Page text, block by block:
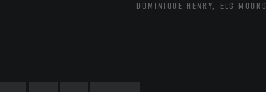
DOMINIQUE HENRY, ELS MOORS